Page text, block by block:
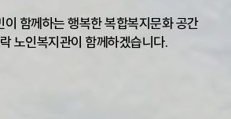
이 함께하는 행복한 복합복지문화 공간
노인복지관이 함께하겠습니다.